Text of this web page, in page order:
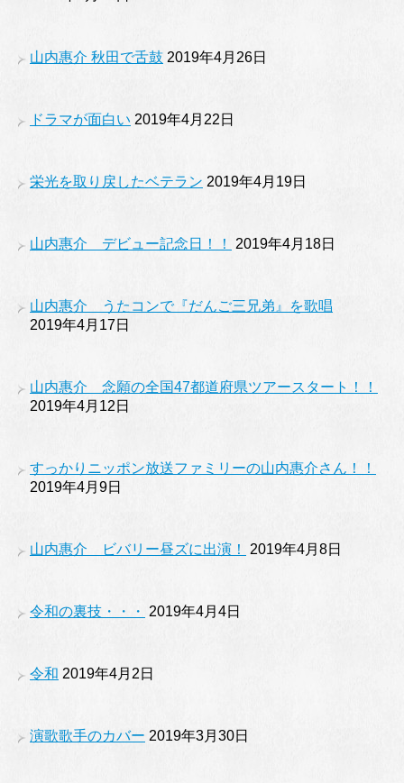
山内惠介 秋田で舌鼓 2019年4月26日
ドラマが面白い 2019年4月22日
栄光を取り戻したベテラン 2019年4月19日
山内惠介 デビュー記念日！！ 2019年4月18日
山内惠介 うたコンで『だんご三兄弟』を歌唱
2019年4月17日
山内惠介 念願の全国47都道府県ツアースタート！！
2019年4月12日
すっかりニッポン放送ファミリーの山内惠介さん！！
2019年4月9日
山内惠介 ビバリー昼ズに出演！ 2019年4月8日
令和の裏技・・・ 2019年4月4日
令和 2019年4月2日
演歌歌手のカバー 2019年3月30日